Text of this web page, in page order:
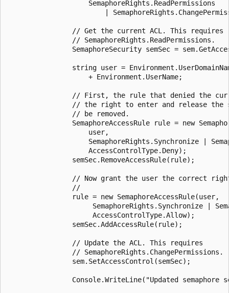
                    SemaphoreRights.ReadPermissions
|
                // Get the current ACL. This requires
                // SemaphoreRights.ReadPermissions.
SemaphoreSecurity semSec =
string user =
                    + Environment.UserName;
// First, the rule that denied the
// the right to enter and release the
                // be removed.
SemaphoreAccessRule rule = new
                    user,
SemaphoreRights.Synchronize |
                    AccessControlType.Deny);
                semSec.RemoveAccessRule(rule);
// Now grant the user the correct
                //
                rule = new SemaphoreAccessRule(user,
SemaphoreRights.Synchronize |
                     AccessControlType.Allow);
                semSec.AddAccessRule(rule);
                // Update the ACL. This requires
                // SemaphoreRights.ChangePermissions.
                sem.SetAccessControl(semSec);
Console.WriteLine("Updated semaphore